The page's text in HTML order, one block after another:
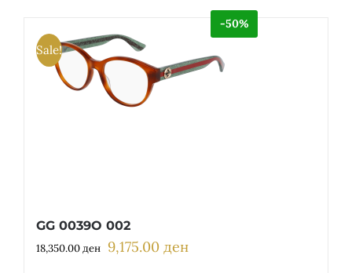
Sale!
-50%
GG 0039O 002
18,350.00ден Original
9,175.00 денCurrent